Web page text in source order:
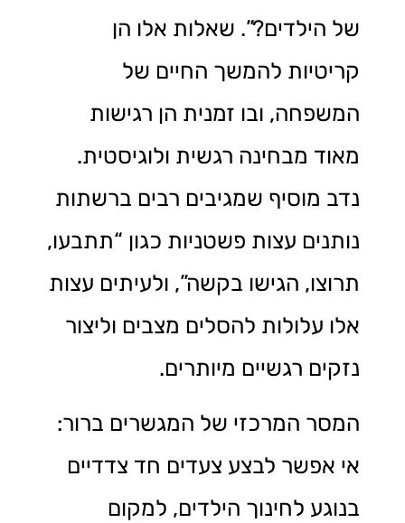
של הילדים?”. שאלות אלו הן
קריטיות להמשך החיים של
המשפחה, ובו זמנית הן רגישות
מאוד מבחינה רגשית ולוגיסטית.
נדב מוסיף שמגיבים רבים ברשתות
נותנים עצות פשטניות כגון “תתבעו,
תרוצו, הגישו בקשה”, ולעיתים עצות
אלו עלולות להסלים מצבים וליצור
נזקים רגשיים מיותרים.
המסר המרכזי של המגשרים ברור:
אי אפשר לבצע צעדים חד צדדיים
בנוגע לחינוך הילדים, למקום